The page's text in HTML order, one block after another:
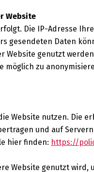
Website
Die IP-Adresse
gesendeten Daten
genutzt
möglich zu
Website nutzen. Die
und auf
hier finden: https://
Website genutzt wird,